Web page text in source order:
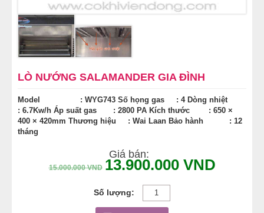
LÒ NƯỚNG SALAMANDER GIA ĐÌNH
Model : WYG743 Số họng gas : 4 Dòng nhiệt
: 6.7Kw/h Áp suất gas : 2800 PA Kích thước : 650 ×
400 × 420mm Thương hiệu : Wai Laan Bảo hành : 12
tháng
Giá bán:
15.000.000VND 13.900.000 VND